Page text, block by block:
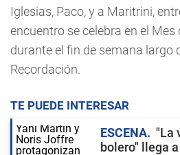
Iglesias, Paco, y a Maritrini,
encuentro se celebra en el Mes
durante el fin de semana largo
Recordación.
TE PUEDE INTERESAR
ESCENA
"La
bolero" llega